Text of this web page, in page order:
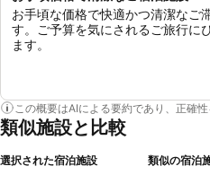
お手頃な価格で快適かつ清潔なご
す。ご予算を気にされるご旅行に
ます。
この概要はAIによる要約であり、正確
類似施設と比較
選択された宿泊施設 類似の宿泊